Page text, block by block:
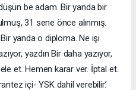
be adam. Bir yanda bir
31 sene önce alınmış.
yanda o diploma. Ne işi
yazdın Bir daha yazıyor,
et. Hemen karar ver. İptal et.
içi- YSK dahil verebilir.’